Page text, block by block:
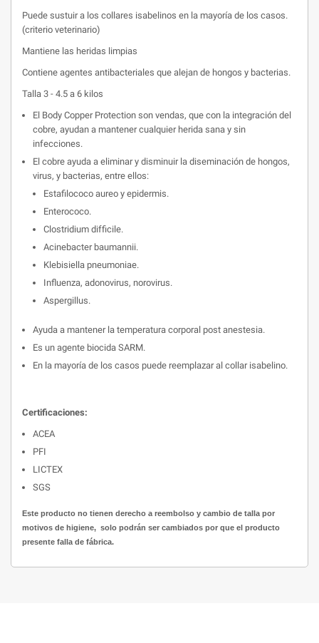
Puede sustuir a los collares isabelinos en la mayoría de los casos.
(criterio veterinario)
Mantiene las heridas limpias
Contiene agentes antibacteriales que alejan de hongos y bacterias.
Talla 3 - 4.5 a 6 kilos
El Body Copper Protection son vendas, que con la integración del
cobre, ayudan a mantener cualquier herida sana y sin
infecciones.
El cobre ayuda a eliminar y disminuir la diseminación de hongos,
virus, y bacterias, entre ellos:
Estafilococo aureo y epidermis.
Enterococo.
Clostridium difficile.
Acinebacter baumannii.
Klebisiella pneumoniae.
Influenza, adonovirus, norovirus.
Aspergillus.
Ayuda a mantener la temperatura corporal post anestesia.
Es un agente biocida SARM.
En la mayoría de los casos puede reemplazar al collar isabelino.
Certificaciones:
ACEA
PFI
LICTEX
SGS
Este producto no tienen derecho a reembolso y cambio de talla por
motivos de higiene, solo podrán ser cambiados por que el producto
presente falla de fábrica.